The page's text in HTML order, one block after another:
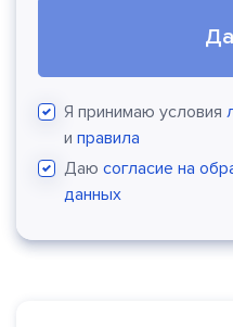
Я принимаю условия
и правила
Даю согласие на
данных